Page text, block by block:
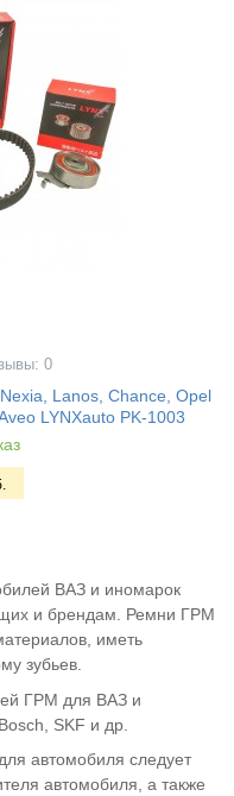
0
Lanos, Chance, Opel
LYNXauto PK-1003
ВАЗ и иномарок
и брендам. Ремни ГРМ
иметь
зубьев.
ГРМ для ВАЗ и
SKF и др.
автомобиля следует
автомобиля, а также